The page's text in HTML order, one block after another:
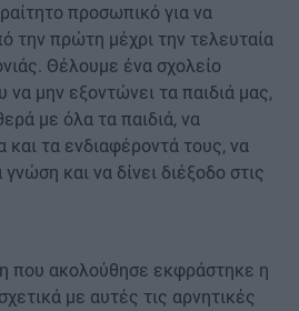
προσωπικό για να
την πρώτη μέχρι την τελευταία
Θέλουμε ένα σχολείο
μην εξοντώνει τα παιδιά μας,
με όλα τα παιδιά, να
και τα ενδιαφέροντά τους, να
και να δίνει διέξοδο στις
που ακολούθησε εκφράστηκε η
με αυτές τις αρνητικές